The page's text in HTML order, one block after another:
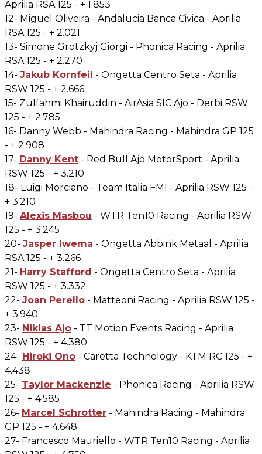
Aprilia RSA 125 - + 1.853
12- Miguel Oliveira - Andalucia Banca Civica - Aprilia
RSA 125 - + 2.021
13- Simone Grotzkyj Giorgi - Phonica Racing - Aprilia
RSA 125 - + 2.270
14- Jakub Kornfeil - Ongetta Centro Seta - Aprilia
RSW 125 - + 2.666
15- Zulfahmi Khairuddin - AirAsia SIC Ajo - Derbi RSW
125 - + 2.785
16- Danny Webb - Mahindra Racing - Mahindra GP 125
- + 2.908
17- Danny Kent - Red Bull Ajo MotorSport - Aprilia
RSW 125 - + 3.210
18- Luigi Morciano - Team Italia FMI - Aprilia RSW 125 -
+ 3.210
19- Alexis Masbou - WTR Ten10 Racing - Aprilia RSW
125 - + 3.245
20- Jasper Iwema - Ongetta Abbink Metaal - Aprilia
RSA 125 - + 3.266
21- Harry Stafford - Ongetta Centro Seta - Aprilia
RSW 125 - + 3.332
22- Joan Perello - Matteoni Racing - Aprilia RSW 125 -
+ 3.940
23- Niklas Ajo - TT Motion Events Racing - Aprilia
RSW 125 - + 4.380
24- Hiroki Ono - Caretta Technology - KTM RC 125 - +
4.438
25- Taylor Mackenzie - Phonica Racing - Aprilia RSW
125 - + 4.585
26- Marcel Schrotter - Mahindra Racing - Mahindra
GP 125 - + 4.648
27- Francesco Mauriello - WTR Ten10 Racing - Aprilia